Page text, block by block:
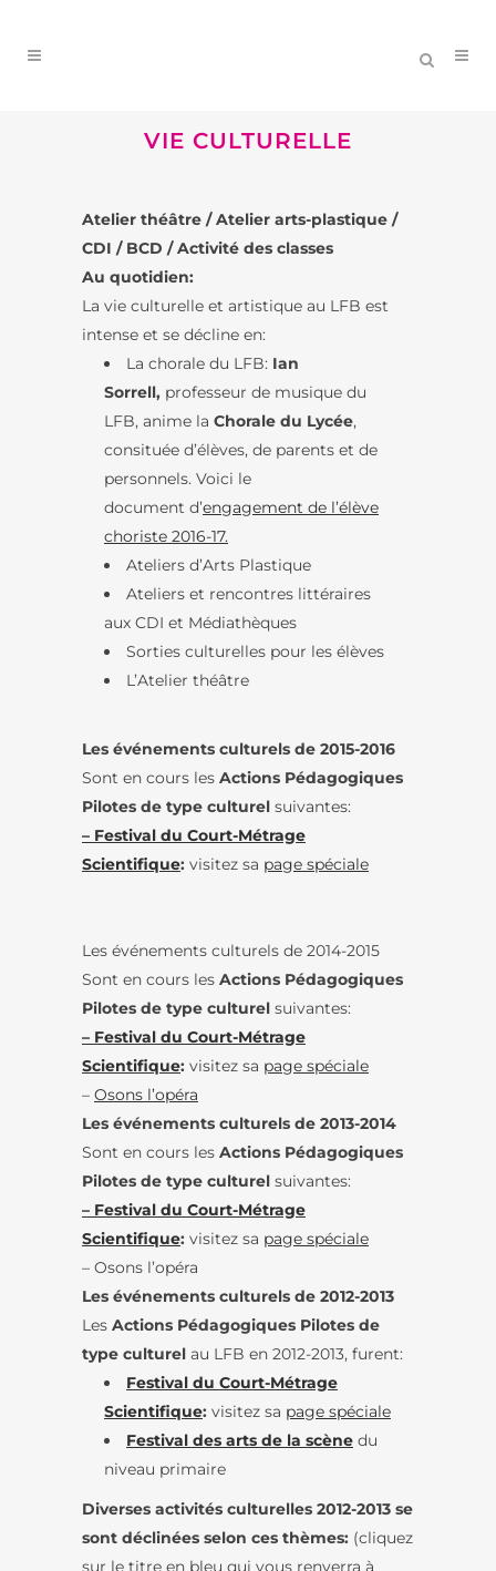
VIE CULTURELLE
Atelier théâtre / Atelier arts-plastique /
CDI / BCD / Activité des classes
Au quotidien:
La vie culturelle et artistique au LFB est
intense et se décline en:
La chorale du LFB: Ian
Sorrell, professeur de musique du
LFB, anime la Chorale du Lycée,
consituée d’élèves, de parents et de
personnels. Voici le
document d’engagement de l’élève
choriste 2016-17.
Ateliers d’Arts Plastique
Ateliers et rencontres littéraires
aux CDI et Médiathèques
Sorties culturelles pour les élèves
L’Atelier théâtre
Les événements culturels de 2015-2016
Sont en cours les Actions Pédagogiques
Pilotes de type culturel suivantes:
– Festival du Court-Métrage
Scientifique: visitez sa page spéciale
Les événements culturels de 2014-2015
Sont en cours les Actions Pédagogiques
Pilotes de type culturel suivantes:
– Festival du Court-Métrage
Scientifique: visitez sa page spéciale
– Osons l’opéra
Les événements culturels de 2013-2014
Sont en cours les Actions Pédagogiques
Pilotes de type culturel suivantes:
– Festival du Court-Métrage
Scientifique: visitez sa page spéciale
– Osons l’opéra
Les événements culturels de 2012-2013
Les Actions Pédagogiques Pilotes de
type culturel au LFB en 2012-2013, furent:
Festival du Court-Métrage
Scientifique: visitez sa page spéciale
Festival des arts de la scène du
niveau primaire
Diverses activités culturelles 2012-2013 se
sont déclinées selon ces thèmes: (cliquez
sur le titre en bleu qui vous renverra à